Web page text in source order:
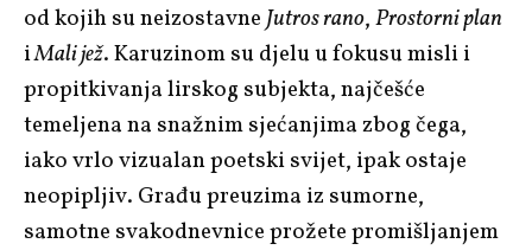
od kojih su neizostavneJutros rano,Prostorni plan
iMali jež. Karuzinom su djelu u fokusu misli i
propitkivanja lirskog subjekta, najčešće
temeljena na snažnim sjećanjima zbog čega,
iako vrlo vizualan poetski svijet, ipak ostaje
neopipljiv. Građu preuzima iz sumorne,
samotne svakodnevnice prožete promišljanjem